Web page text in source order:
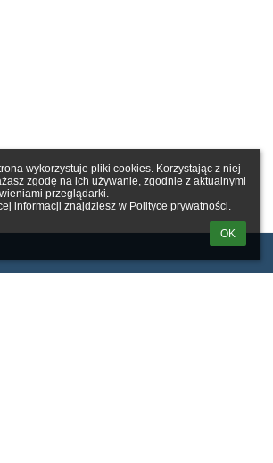
wykorzystuje pliki cookies. Korzystając z niej
zgodę na ich używanie, zgodnie z aktualnymi
przeglądarki.
informacji znajdziesz w Polityce prywatności.
OK